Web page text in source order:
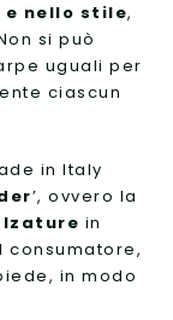
e nello stile,
si può
uguali per
ciascun
in Italy
’, ovvero la
in
in modo